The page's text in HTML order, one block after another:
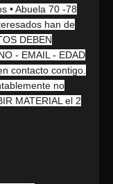
• Abuela 70 -78
han de
DEBEN
- EMAIL - EDAD
contacto contigo.
no
MATERIAL el 2